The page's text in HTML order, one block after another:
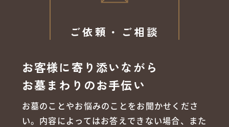
ご依頼・ご相談
お客様に寄り添いながら
お墓まわりのお手伝い
お墓のことやお悩みのことをお聞かせくださ
い。内容によってはお答えできない場合、また